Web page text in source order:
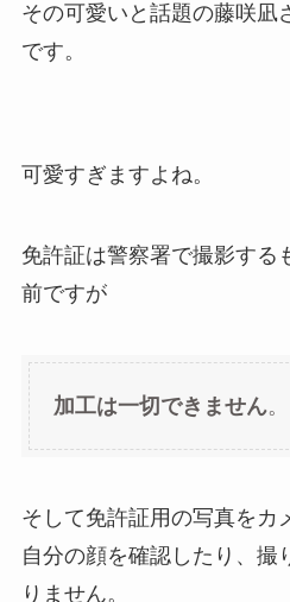
その可愛いと話題の藤咲凪
です。
可愛すぎますよね。
免許証は警察署で撮影する
前ですが
加工は一切できません。
そして免許証用の写真をカ
自分の顔を確認したり、撮
りません。